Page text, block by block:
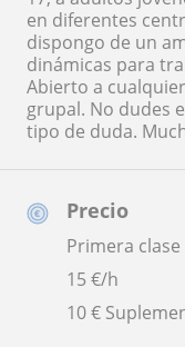
Precio
Primera
15€/h
10 €
en diferentes
dispongo de un
dinámicas para
Abierto a
grupal. No dudes
tipo de duda.